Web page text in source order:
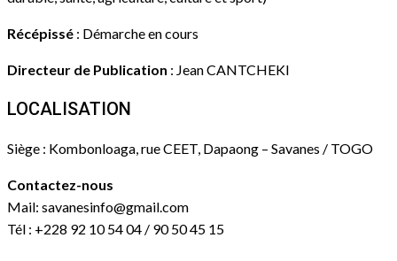
Récépissé : Démarche en cours
Directeur de Publication : Jean CANTCHEKI
LOCALISATION
Siège : Kombonloaga, rue CEET, Dapaong – Savanes / TOGO
Contactez-nous
Mail: savanesinfo@gmail.com
Tél : +228 92 10 54 04 / 90 50 45 15